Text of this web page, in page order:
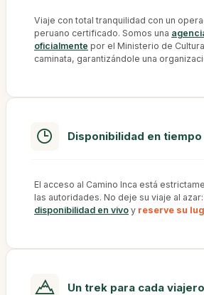
Viaje con total tranquilidad con un
peruano certificado. Somos una
oficialmente por el Ministerio de
caminata, garantizándole una
Disponibilidad en
El acceso al Camino Inca está
las autoridades. No deje su viaje al
disponibilidad en vivo y reserve su
Un trek para cada viajero